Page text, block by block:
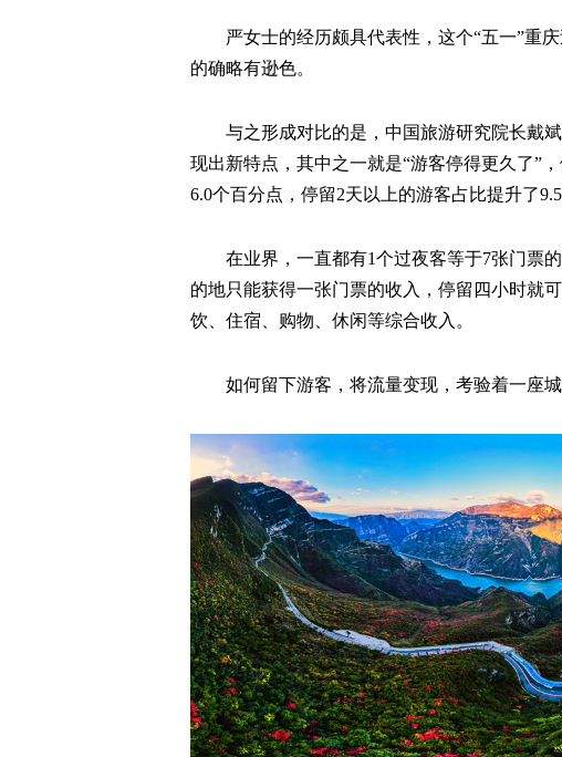
严女士的经历颇具代表性，这个“五一”重
的确略有逊色。
与之形成对比的是，中国旅游研究院长戴
现出新特点，其中之一就是“游客停得更久了”
6.0个百分点，停留2天以上的游客占比提升了
在业界，一直都有1个过夜客等于7张门票
的地只能获得一张门票的收入，停留四小时就
饮、住宿、购物、休闲等综合收入。
如何留下游客，将流量变现，考验着一座